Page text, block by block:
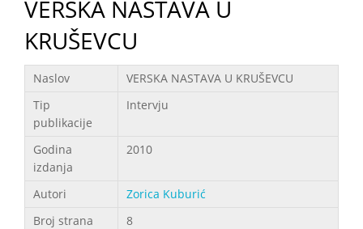
VERSKA NASTAVA U
KRUŠEVCU
Podaci
Naslov
VERSKA NASTAVA U KRUŠEVCU
Tip
publikacije
Intervju
Godina
izdanja
2010
Autori
Zorica Kuburić
Broj strana
8